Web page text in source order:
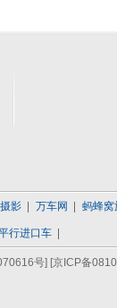
影 万车网 蚂蜂窝
行进口车
号] [京ICP备